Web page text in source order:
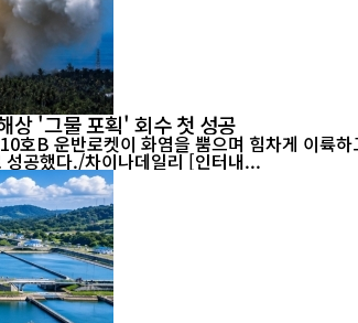
'그물 포획' 회수 첫 성공
호B 운반로켓이 화염을 뿜으며 힘차게 이륙
랫폼에서 그물 포획 방식으로 회수하는 데 처음으로 성공했다./차이나데일리 [인터내...